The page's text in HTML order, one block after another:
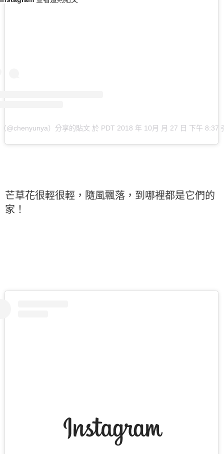
（@chenyunya）分享的貼文 於 PDT 2018 年 10月 月 27 日 下午 8:37
芒草花很輕很輕，隨風飄落，到哪裡都是它們的
家！